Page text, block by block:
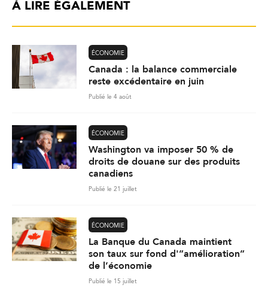
À LIRE ÉGALEMENT
ÉCONOMIE
Canada : la balance commerciale
reste excédentaire en juin
Publié le 4 août
ÉCONOMIE
Washington va imposer 50 % de
droits de douane sur des produits
canadiens
Publié le 21 juillet
ÉCONOMIE
La Banque du Canada maintient
son taux sur fond d'”amélioration”
de l’économie
Publié le 15 juillet